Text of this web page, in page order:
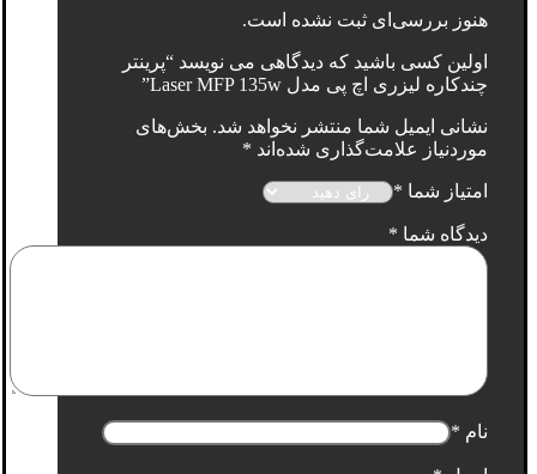
هنوز بررسی‌ای ثبت نشده است.
اولین کسی باشید که دیدگاهی می نویسد “پرینتر
چندکاره لیزری اچ پی مدل Laser MFP 135w”
نشانی ایمیل شما منتشر نخواهد شد. بخش‌های
موردنیاز علامت‌گذاری شده‌اند *
امتیاز شما *
دیدگاه شما *
نام *